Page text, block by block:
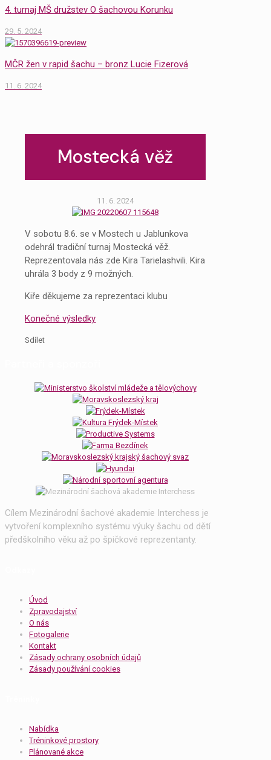
4. turnaj MŠ družstev O šachovou Korunku
29. 5. 2024
MČR žen v rapid šachu – bronz Lucie Fizerová
11. 6. 2024
Mostecká věž
11. 6. 2024
V sobotu 8.6. se v Mostech u Jablunkova
odehrál tradiční turnaj Mostecká věž.
Reprezentovala nás zde Kira Tarielashvili. Kira
uhrála 3 body z 9 možných.
Kiře děkujeme za reprezentaci klubu
Konečné výsledky
Sdílet
Cílem Mezinárodní šachové akademie Interchess je
vytvoření komplexního systému výuky šachu od dětí
předškolního věku až po špičkové reprezentanty.
Úvod
Zpravodajství
O nás
Fotogalerie
Kontakt
Zásady ochrany osobních údajů
Zásady používání cookies
Nabídka
Tréninkové prostory
Plánované akce